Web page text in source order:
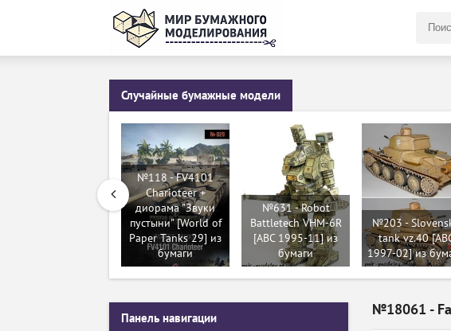
Случайные бумажные модели
№118 - FV4101
Charioteer +
диорама "Звуки
пустыни" [World of
Paper Tanks 29] из
бумаги
№631 - Robot
Battletech VHM-6R
[ABC 1995-11] из
бумаги
№203 -
tank vz.40
1997-02] из
№18061 -
Панель навигации